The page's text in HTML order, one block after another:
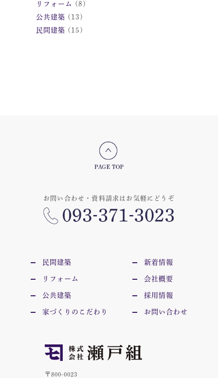
リフォーム
(8)
公共建築 (13)
民間建築 (15)
お問い合わせ・資料請求はお気軽にどうぞ
民間建築
リフォーム
公共建築
家づくりのこだわり
新着情報
会社概要
採用情報
お問い合わせ
〒800-0023